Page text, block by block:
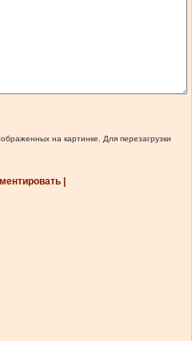
на картинке. Для перезагрузки
|